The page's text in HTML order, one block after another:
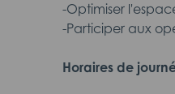
-Optimiser
-Participer aux
Horaires de